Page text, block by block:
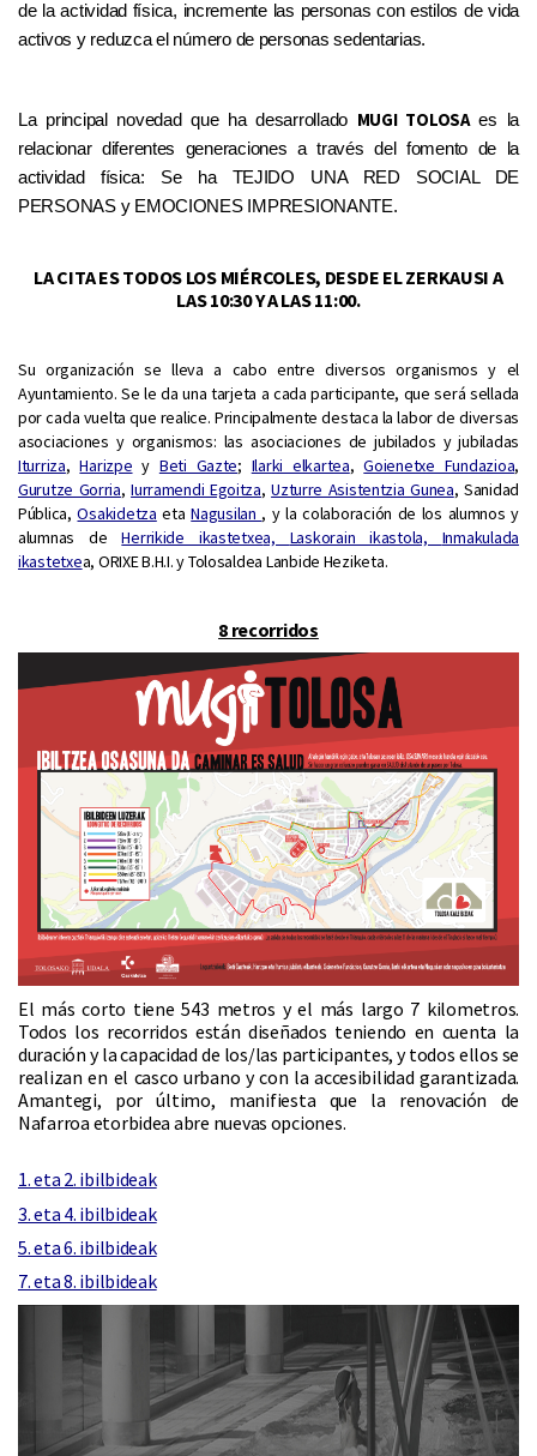
de la actividad física, incremente las personas con estilos de vida
activos y reduzca el número de personas sedentarias.
La principal novedad que ha desarrollado MUGI TOLOSAes la
relacionar diferentes generaciones a través del fomento de la
actividad física: Se ha TEJ IDO UNA RED SOCIAL DE
PERSONAS y EMOCIONES IMPRESIONANTE.
LA CITA ES TODOS LOS MIÉRCOLES, DESDE EL ZERKAUSI A
LAS 10:30 Y A LAS 11:00.
Su organización se lleva a cabo entre diversos organismos y el
Ayuntamiento. Se le da una tarjeta a cada participante, que será sellada
por cada vuelta que realice. Principalmente destaca la labor de diversas
asociaciones y organismos: las asociaciones de jubilados y jubiladas
Iturriza,Harizpe y Beti Gazte; Ilarki elkartea,Goienetxe Fundazioa,
Gurutze Gorria,Iurramendi Egoitza,Uzturre Asistentzia Gunea, Sanidad
Pública,Osakidetza etaNagusilan , y la colaboración de los alumnos y
alumnas deHerrikide ikastetxea, Laskorain ikastola, Inmakulada
ikastetxea, ORIXE B.H.I. y Tolosaldea Lanbide Heziketa.
8 recorridos
El más corto tiene 543 metros y el más largo 7 kilometros.
Todos los recorridos están diseñados teniendo en cuenta la
duración y la capacidad de los/las participantes, y todos ellos se
realizan en el casco urbano y con la accesibilidad garantizada.
Amantegi, por último, manifiesta que la renovación de
Nafarroa etorbidea abre nuevas opciones.
1. eta 2. ibilbideak
3. eta 4. ibilbideak
5. eta 6. ibilbideak
7. eta 8. ibilbideak